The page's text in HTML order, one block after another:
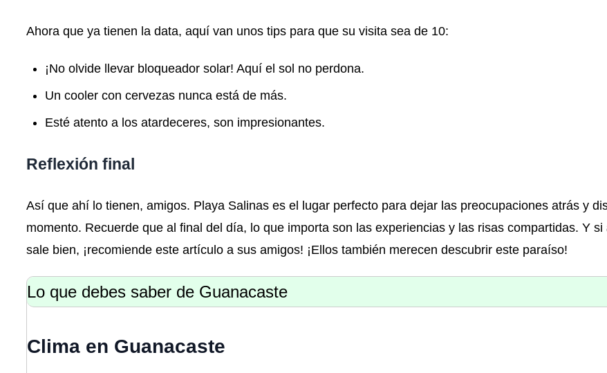
Ahora que ya tienen la data, aquí van unos tips para que su visita sea de 10:
¡No olvide llevar bloqueador solar! Aquí el sol no perdona.
Un cooler con cervezas nunca está de más.
Esté atento a los atardeceres, son impresionantes.
Reflexión final
Así que ahí lo tienen, amigos. Playa Salinas es el lugar perfecto para dejar las preocupaciones atrás y
momento. Recuerde que al final del día, lo que importa son las experiencias y las risas compartidas. Y si
sale bien, ¡recomiende este artículo a sus amigos! ¡Ellos también merecen descubrir este paraíso!
Lo que debes saber de Guanacaste
Clima en Guanacaste